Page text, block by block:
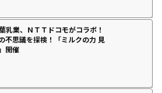
乳業、ＮＴＴドコモがコラボ！
不思議を探検！「ミルクの力 見
開催